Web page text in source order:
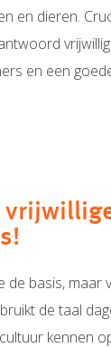
en dieren.
en een
de basis, maar
de taal
kennen